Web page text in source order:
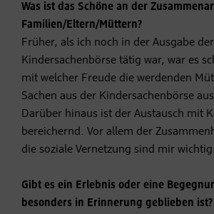
Was ist das Schöne an der
Familien/Eltern/Müttern?
Früher, als ich noch in der Ausgabe der
Kindersachenbörse tätig war, war es
mit welcher Freude die werdenden
Sachen aus der Kindersachenbörse
Darüber hinaus ist der Austausch mit
bereichernd. Vor allem der
die soziale Vernetzung sind mir wichtig.
Gibt es ein Erlebnis oder eine
besonders in Erinnerung geblieben ist?